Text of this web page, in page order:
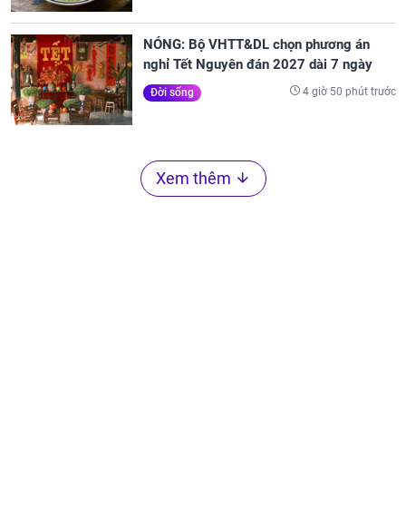
NÓNG: Bộ VHTT&DL chọn phương án
nghỉ Tết Nguyên đán 2027 dài 7 ngày
Đời sống 4 giờ 50 phút trước
Xem thêm